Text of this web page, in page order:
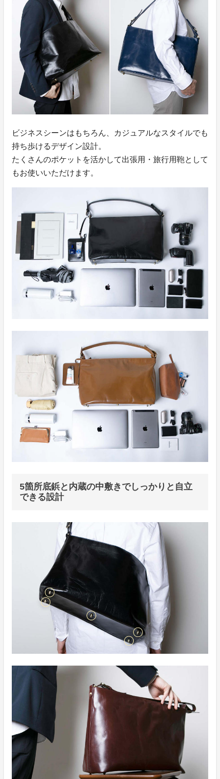
ビジネスシーンはもちろん、カジュアルなスタイルでも
持ち歩けるデザイン設計。
たくさんのポケットを活かして出張用・旅行用鞄として
もお使いいただけます。
5箇所底鋲と内蔵の中敷きでしっかりと自立
できる設計